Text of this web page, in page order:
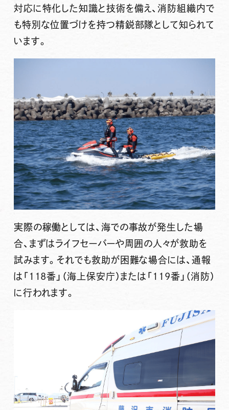
対応に特化した知識と技術を備え、消防組織内で
も特別な位置づけを持つ精鋭部隊として知られて
います。
実際の稼働としては、海での事故が発生した場
合、まずはライフセーバーや周囲の人々が救助を
試みます。それでも救助が困難な場合には、通報
は「118番」（海上保安庁）または「119番」（消防）
に行われます。